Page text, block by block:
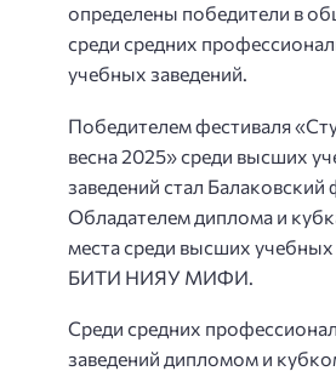
определены победители в
среди средних
учебных заведений.
Победителем фестиваля
весна 2025» среди высших
заведений стал
Обладателем диплома и
места среди высших учебных
БИТИ НИЯУ МИФИ.
Среди средних
заведений дипломом и